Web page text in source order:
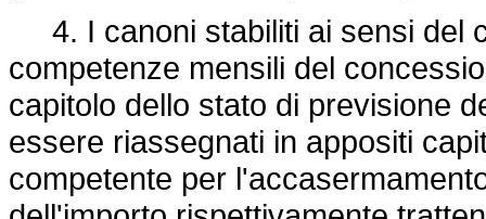
4. I canoni stabiliti ai sensi del
competenze mensili del
capitolo dello stato di previsione
essere riassegnati in appositi
competente per